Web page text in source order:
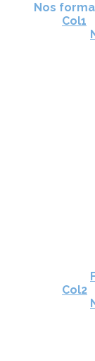
Nos
Col1
Col2